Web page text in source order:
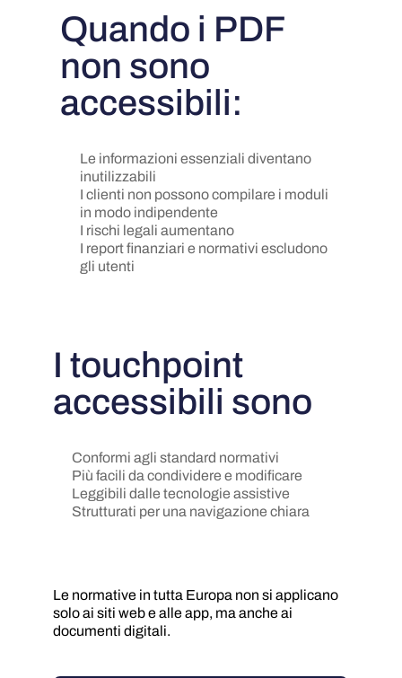
Quando i PDF
non sono
accessibili:
Le informazioni essenziali diventano
inutilizzabili
I clienti non possono compilare i moduli
in modo indipendente
I rischi legali aumentano
I report finanziari e normativi escludono
gli utenti
I touchpoint
accessibili sono
Conformi agli standard normativi
Più facili da condividere e modificare
Leggibili dalle tecnologie assistive
Strutturati per una navigazione chiara
Le normative in tutta Europa non si applicano
solo ai siti web e alle app, ma anche ai
documenti digitali.